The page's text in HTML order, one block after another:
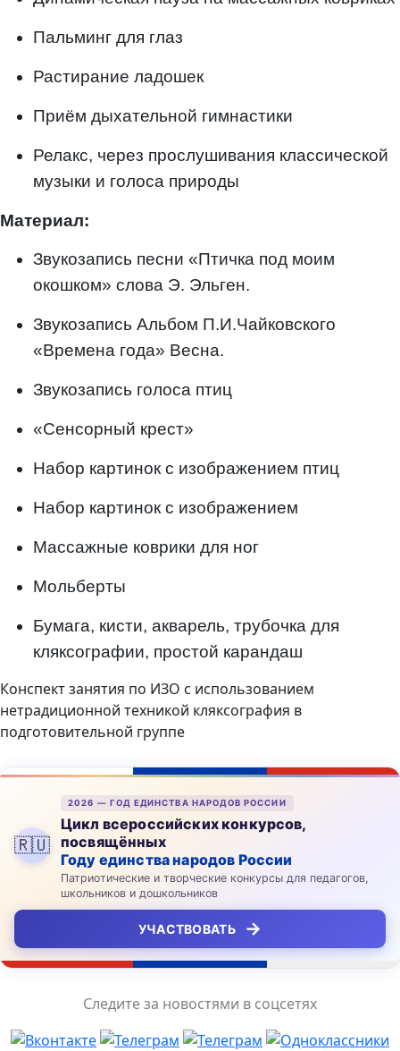
Пальминг для глаз
Растирание ладошек
Приём дыхательной гимнастики
Релакс, через прослушивания классической
музыки и голоса природы
Материал:
Звукозапись песни «Птичка под моим
окошком» слова Э. Эльген.
Звукозапись Альбом П.И.Чайковского
«Времена года» Весна.
Звукозапись голоса птиц
«Сенсорный крест»
Набор картинок с изображением птиц
Набор картинок с изображением
Массажные коврики для ног
Мольберты
Бумага, кисти, акварель, трубочка для
кляксографии, простой карандаш
Конспект занятия по ИЗО с использованием
нетрадиционной техникой кляксография в
подготовительной группе
🇷🇺
2026 — ГОД ЕДИНСТВА НАРОДОВ РОССИИ
Цикл всероссийских конкурсов,
посвящённых
Году единства народов России
Патриотические и творческие конкурсы для педагогов,
школьников и дошкольников
УЧАСТВОВАТЬ →
Следите за новостями в соцсетях